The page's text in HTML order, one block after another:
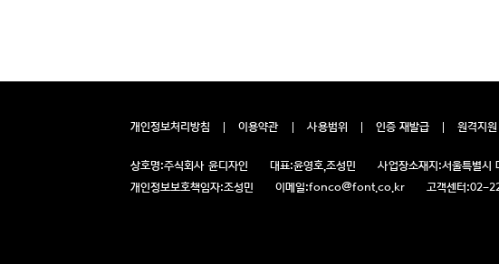
개인정보처리방침 이용약관 사용범위 인증 재발급 원격지원
상호명:주식회사 윤디자인 대표:윤영호,조성민 사업장소재지:서울특별시
개인정보보호책임자:조성민 이메일:fonco@font.co.kr 고객센터:02-